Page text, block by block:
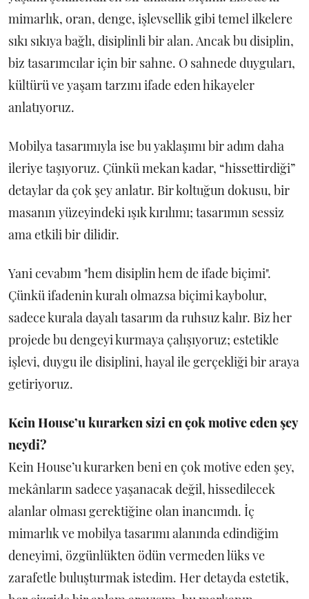
mimarlık, oran, denge, işlevsellik gibi temel ilkelere
sıkı sıkıya bağlı, disiplinli bir alan. Ancak bu disiplin,
biz tasarımcılar için bir sahne. O sahnede duyguları,
kültürü ve yaşam tarzını ifade eden hikayeler
anlatıyoruz.
Mobilya tasarımıyla ise bu yaklaşımı bir adım daha
ileriye taşıyoruz. Çünkü mekan kadar, “hissettirdiği”
detaylar da çok şey anlatır. Bir koltuğun dokusu, bir
masanın yüzeyindeki ışık kırılımı; tasarımın sessiz
ama etkili bir dilidir.
Yani cevabım "hem disiplin hem de ifade biçimi".
Çünkü ifadenin kuralı olmazsa biçimi kaybolur,
sadece kurala dayalı tasarım da ruhsuz kalır. Biz her
projede bu dengeyi kurmaya çalışıyoruz; estetikle
işlevi, duygu ile disiplini, hayal ile gerçekliği bir araya
getiriyoruz.
Kein House’u kurarken sizi en çok motive eden şey
neydi?
Kein House’u kurarken beni en çok motive eden şey,
mekânların sadece yaşanacak değil, hissedilecek
alanlar olması gerektiğine olan inancımdı. İç
mimarlık ve mobilya tasarımı alanında edindiğim
deneyimi, özgünlükten ödün vermeden lüks ve
zarafetle buluşturmak istedim. Her detayda estetik,